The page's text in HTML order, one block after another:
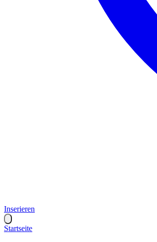
Inserieren
Startseite